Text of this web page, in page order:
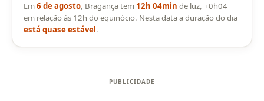
Em6 de agosto, Bragança tem 12h 04min de luz, +0h04
em relação às 12h do equinócio. Nesta data a duração do dia
está quase estável.